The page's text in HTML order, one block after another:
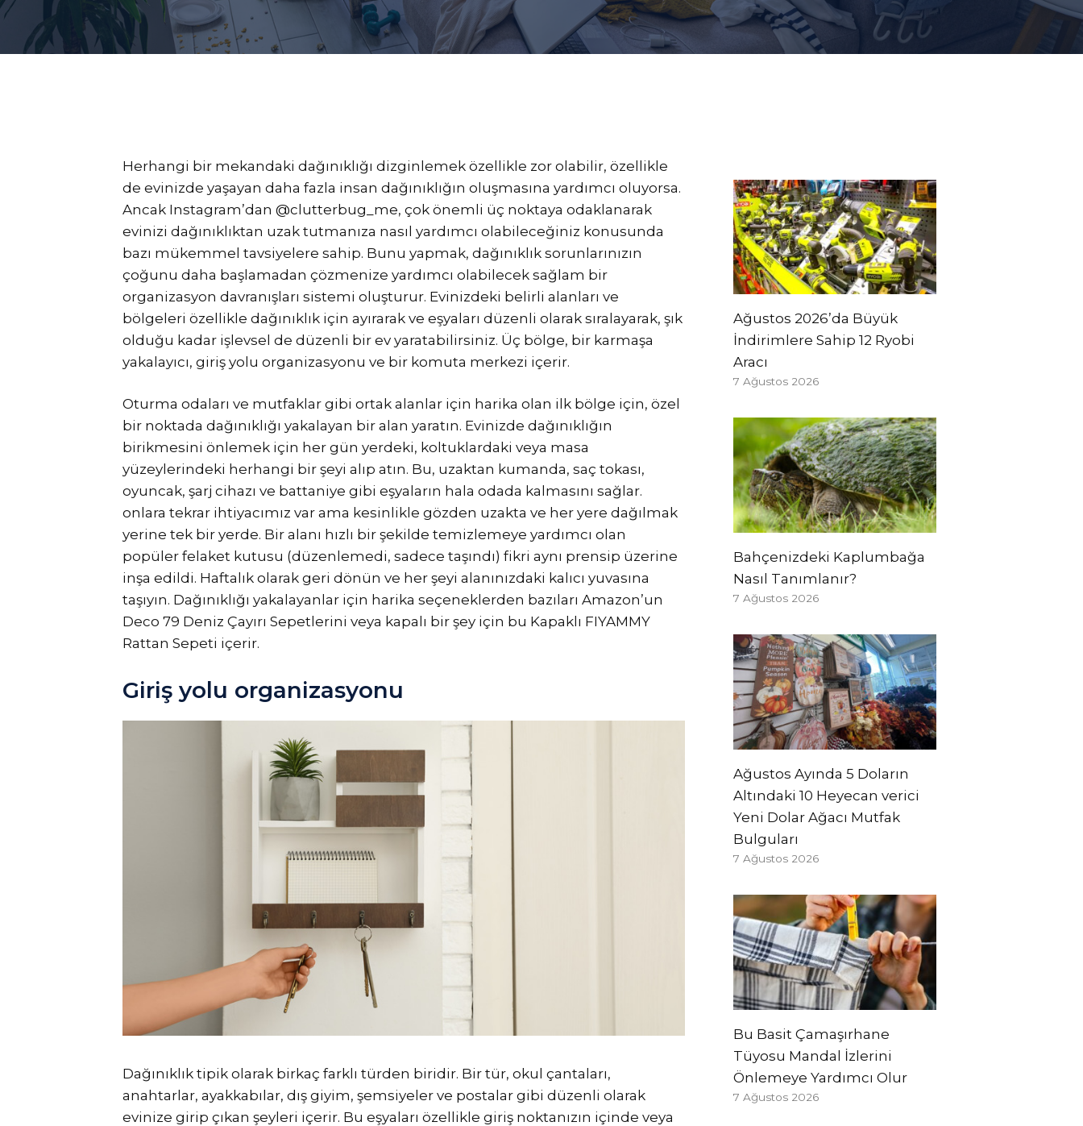
Herhangi bir mekandaki dağınıklığı dizginlemek özellikle zor olabilir, özellikle
de evinizde yaşayan daha fazla insan dağınıklığın oluşmasına yardımcı oluyorsa.
Ancak Instagram’dan @clutterbug_me, çok önemli üç noktaya odaklanarak
evinizi dağınıklıktan uzak tutmanıza nasıl yardımcı olabileceğiniz konusunda
bazı mükemmel tavsiyelere sahip. Bunu yapmak, dağınıklık sorunlarınızın
çoğunu daha başlamadan çözmenize yardımcı olabilecek sağlam bir
organizasyon davranışları sistemi oluşturur. Evinizdeki belirli alanları ve
bölgeleri özellikle dağınıklık için ayırarak ve eşyaları düzenli olarak sıralayarak, şık
olduğu kadar işlevsel de düzenli bir ev yaratabilirsiniz. Üç bölge, bir karmaşa
yakalayıcı, giriş yolu organizasyonu ve bir komuta merkezi içerir.
Oturma odaları ve mutfaklar gibi ortak alanlar için harika olan ilk bölge için, özel
bir noktada dağınıklığı yakalayan bir alan yaratın. Evinizde dağınıklığın
birikmesini önlemek için her gün yerdeki, koltuklardaki veya masa
yüzeylerindeki herhangi bir şeyi alıp atın. Bu, uzaktan kumanda, saç tokası,
oyuncak, şarj cihazı ve battaniye gibi eşyaların hala odada kalmasını sağlar.
onlara tekrar ihtiyacımız var ama kesinlikle gözden uzakta ve her yere dağılmak
yerine tek bir yerde. Bir alanı hızlı bir şekilde temizlemeye yardımcı olan
popüler felaket kutusu (düzenlemedi, sadece taşındı) fikri aynı prensip üzerine
inşa edildi. Haftalık olarak geri dönün ve her şeyi alanınızdaki kalıcı yuvasına
taşıyın. Dağınıklığı yakalayanlar için harika seçeneklerden bazıları Amazon’un
Deco 79 Deniz Çayırı Sepetlerini veya kapalı bir şey için bu Kapaklı FIYAMMY
Rattan Sepeti içerir.
Giriş yolu organizasyonu
Dağınıklık tipik olarak birkaç farklı türden biridir. Bir tür, okul çantaları,
anahtarlar, ayakkabılar, dış giyim, şemsiyeler ve postalar gibi düzenli olarak
evinize girip çıkan şeyleri içerir. Bu eşyaları özellikle giriş noktanızın içinde veya
Ağustos 2026’da Büyük
İndirimlere Sahip 12 Ryobi
Aracı
7 Ağustos 2026
Bahçenizdeki Kaplumbağa
Nasıl Tanımlanır?
7 Ağustos 2026
Ağustos Ayında 5 Doların
Altındaki 10 Heyecan verici
Yeni Dolar Ağacı Mutfak
Bulguları
7 Ağustos 2026
Bu Basit Çamaşırhane
Tüyosu Mandal İzlerini
Önlemeye Yardımcı Olur
7 Ağustos 2026